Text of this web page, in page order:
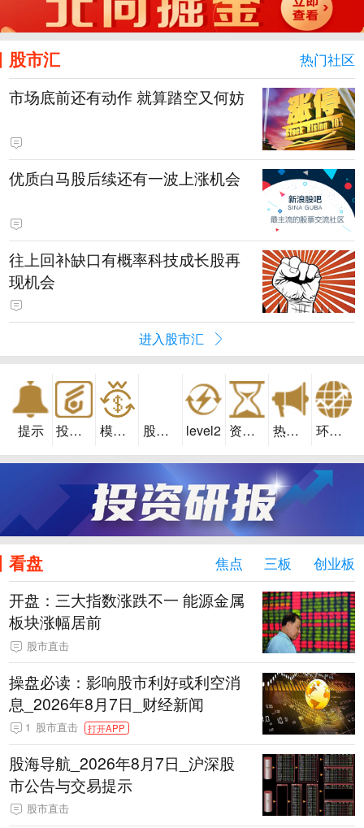
股市汇 热门社区
市场底前还有动作 就算踏空又何妨
优质白马股后续还有一波上涨机会
往上回补缺口有概率科技成长股再
现机会
进入股市汇
提示 投资易 模拟交易 股市汇 level2 资金流向 热点板块 环球股指
看盘 焦点 三板 创业板
开盘：三大指数涨跌不一 能源金属
板块涨幅居前
股市直击
操盘必读：影响股市利好或利空消
息_2026年8月7日_财经新闻
1 股市直击 打开APP
股海导航_2026年8月7日_沪深股
市公告与交易提示
股市直击